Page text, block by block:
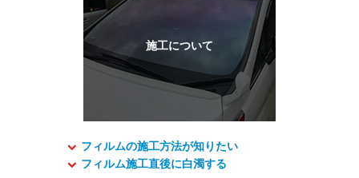
フィルムの施工方法が知りたい
フィルム施工直後に白濁する